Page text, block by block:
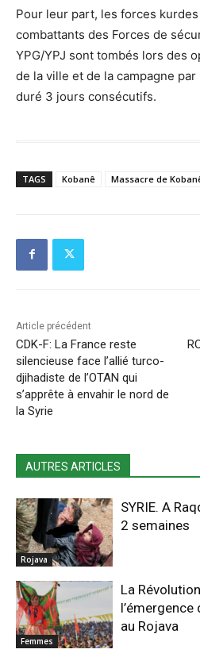
Pour leur part, les forces
combattants des Forces de
YPG/YPJ sont tombés lors des
de la ville et de la campagne
duré 3 jours consécutifs.
TAGS Kobanê Massacre de
Article précédent
CDK-F: La France reste
silencieuse face l’allié turco-
djihadiste de l’OTAN qui
s’apprête à envahir le nord de
la Syrie
AUTRES ARTICLES
Rojava
SYRIE. A
2 semaines
Femmes
La
l’émergence
au Rojava